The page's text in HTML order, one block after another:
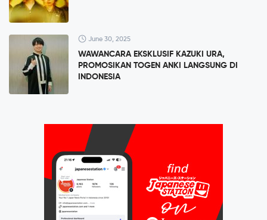
June 30, 2025
WAWANCARA EKSKLUSIF KAZUKI URA,
PROMOSIKAN TOGEN ANKI LANGSUNG DI
INDONESIA